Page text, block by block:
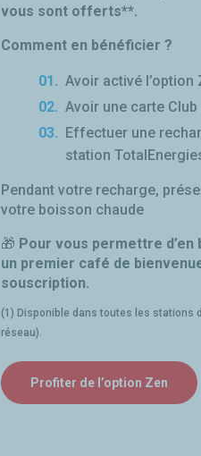
vous sont offerts**.
Comment en bénéficier ?
Avoir activé l’option
Avoir une carte
Effectuer une
station
Pendant votre recharge,
votre boisson chaude
🎁 Pour vous permettre
un premier café de
souscription.
(1) Disponible dans toutes les stations
réseau).
Profiter de l’option Zen